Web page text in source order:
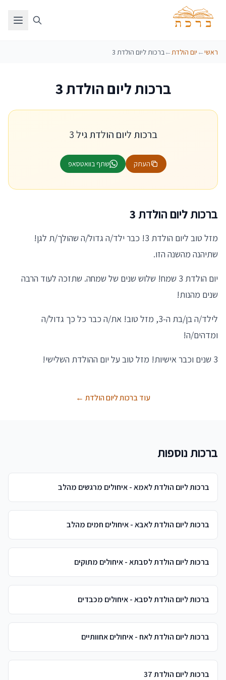
ראשי← יום הולדת←ברכות ליום הולדת 3
ברכות ליום הולדת 3
ברכות ליום הולדת גיל 3
העתק שתף בוואטסאפ
ברכות ליום הולדת 3
מזל טוב ליום הולדת 3! כבר ילד/ה גדול/ה שהולך/ת לגן!
שתיהנה מהשנה הזו.
יום הולדת 3 שמח! שלוש שנים של שמחה. שתזכה לעוד הרבה
שנים מהנות!
לילד/ה בן/בת ה-3, מזל טוב! את/ה כבר כל כך גדול/ה
ומדהים/ה!
3 שנים וכבר אישיות! מזל טוב על יום ההולדת השלישי!
עוד ברכות ליום הולדת ←
ברכות נוספות
ברכות ליום הולדת לאמא - איחולים מרגשים מהלב
ברכות ליום הולדת לאבא - איחולים חמים מהלב
ברכות ליום הולדת לסבתא - איחולים מתוקים
ברכות ליום הולדת לסבא - איחולים מכבדים
ברכות ליום הולדת לאח - איחולים אחוותיים
ברכות ליום הולדת 37